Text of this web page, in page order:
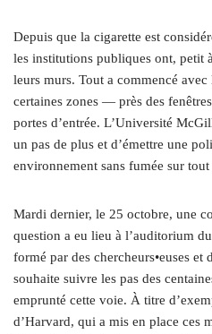
Depuis que la cigarette est
les institutions publiques ont, petit
leurs murs. Tout a commencé
certaines zones — près des
portes d’entrée. L’Université
un pas de plus et d’émettre une
environnement sans fumée sur tout
Mardi dernier, le 25 octobre, une
question a eu lieu à l’auditorium
formé par des chercheurs•euses et
souhaite suivre les pas des
emprunté cette voie. À titre
d’Harvard, qui a mis en place ces